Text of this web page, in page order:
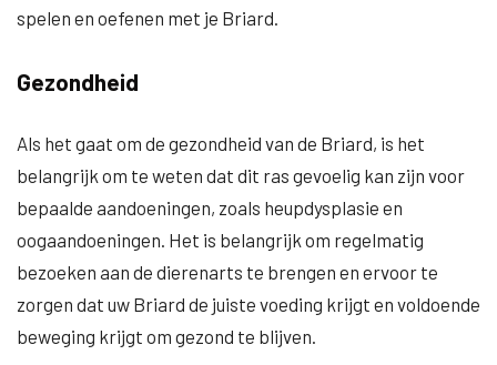
spelen en oefenen met je Briard.
Gezondheid
Als het gaat om de gezondheid van de Briard, is het
belangrijk om te weten dat dit ras gevoelig kan zijn voor
bepaalde aandoeningen, zoals heupdysplasie en
oogaandoeningen. Het is belangrijk om regelmatig
bezoeken aan de dierenarts te brengen en ervoor te
zorgen dat uw Briard de juiste voeding krijgt en voldoende
beweging krijgt om gezond te blijven.